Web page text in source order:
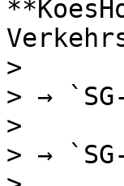
>
> →
>
> →